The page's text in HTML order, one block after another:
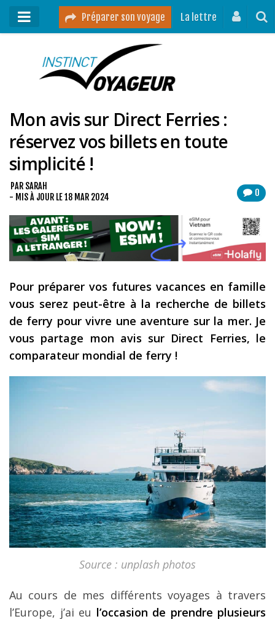
Préparer son voyage La lettre
Mon podcast
Destinations
Mes ressources pour voyager
Guides voyages
A propos
Mon journal de bord sur Instagram
Les derniers articles
Préparer son voyage
Destinations
Réserver un vol !
Le logement en voyage
Assurance voyage !
LA carte bancaire
voyage !
Louer une voiture !
L’auteur
Mon avis sur Direct Ferries :
réservez vos billets en toute
simplicité !
0
PAR SARAH
- MIS À JOUR LE18 MAR 2024
Pour préparer vos futures vacances en famille
vous serez peut-être à la recherche de billets
de ferry pour vivre une aventure sur la mer. Je
vous partage mon avis sur Direct Ferries, le
comparateur mondial de ferry !
Source : unplash photos
Au cours de mes différents voyages à travers
l’Europe, j’ai eu l’occasion de prendre plusieurs